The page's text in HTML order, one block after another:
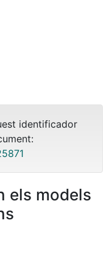
identificador
els models